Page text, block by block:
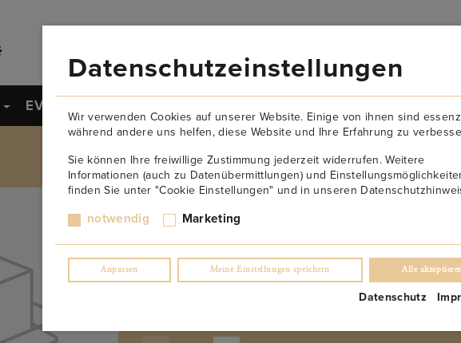
EVENTS
Korkenzieher aus
€20.90
Datenschutzeinstellungen
Wir verwenden Cookies auf unserer Website. Einige von ihnen sind
während andere uns helfen, diese Website und Ihre Erfahrung zu
Sie können Ihre freiwillige Zustimmung jederzeit widerrufen. Weitere
Informationen (auch zu Datenübermittlungen) und
finden Sie unter "Cookie Einstellungen" und in unseren
notwendig Marketing
Anpassen Meine Einstellungen speichern Alle
Datenschutz